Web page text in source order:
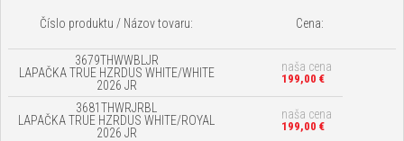
Číslo produktu / Názov tovaru: Cena:
3679THWWBLJR
LAPAČKA TRUE HZRDUS WHITE/WHITE
2026 JR
naša cena
199,00 €
3681THWRJRBL
LAPAČKA TRUE HZRDUS WHITE/ROYAL
2026 JR
naša cena
199,00 €